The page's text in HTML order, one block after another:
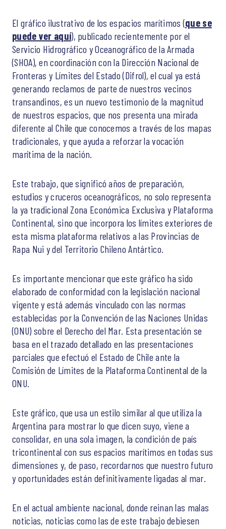
El gráfico ilustrativo de los espacios marítimos (que se
puede ver aquí), publicado recientemente por el
Servicio Hidrográfico y Oceanográfico de la Armada
(SHOA), en coordinación con la Dirección Nacional de
Fronteras y Límites del Estado (Difrol), el cual ya está
generando reclamos de parte de nuestros vecinos
transandinos, es un nuevo testimonio de la magnitud
de nuestros espacios, que nos presenta una mirada
diferente al Chile que conocemos a través de los mapas
tradicionales, y que ayuda a reforzar la vocación
marítima de la nación.
Este trabajo, que significó años de preparación,
estudios y cruceros oceanográficos, no solo representa
la ya tradicional Zona Económica Exclusiva y Plataforma
Continental, sino que incorpora los límites exteriores de
esta misma plataforma relativos a las Provincias de
Rapa Nui y del Territorio Chileno Antártico.
Es importante mencionar que este gráfico ha sido
elaborado de conformidad con la legislación nacional
vigente y está además vinculado con las normas
establecidas por la Convención de las Naciones Unidas
(ONU) sobre el Derecho del Mar. Esta presentación se
basa en el trazado detallado en las presentaciones
parciales que efectuó el Estado de Chile ante la
Comisión de Límites de la Plataforma Continental de la
ONU.
Este gráfico, que usa un estilo similar al que utiliza la
Argentina para mostrar lo que dicen suyo, viene a
consolidar, en una sola imagen, la condición de país
tricontinental con sus espacios marítimos en todas sus
dimensiones y, de paso, recordarnos que nuestro futuro
y oportunidades están definitivamente ligadas al mar.
En el actual ambiente nacional, donde reinan las malas
noticias, noticias como las de este trabajo debiesen